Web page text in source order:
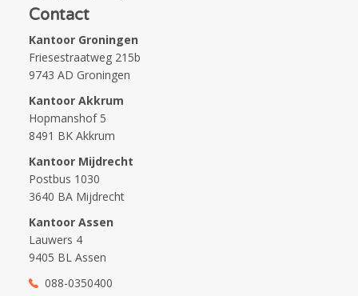
Contact
Kantoor Groningen
Friesestraatweg 215b
9743 AD Groningen
Kantoor Akkrum
Hopmanshof 5
8491 BK Akkrum
Kantoor Mijdrecht
Postbus 1030
3640 BA Mijdrecht
Kantoor Assen
Lauwers 4
9405 BL Assen
088-0350400